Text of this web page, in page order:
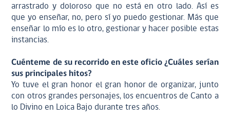
arrastrado y doloroso que no está en otro lado. Así es
que yo enseñar, no, pero sí yo puedo gestionar. Más que
enseñar lo mío es lo otro, gestionar y hacer posible estas
instancias.
Cuénteme de su recorrido en este oficio ¿Cuáles serían
sus principales hitos?
Yo tuve el gran honor el gran honor de organizar, junto
con otros grandes personajes, los encuentros de Canto a
lo Divino en Loica Bajo durante tres años.